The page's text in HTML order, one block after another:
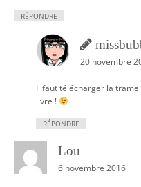
RÉPONDRE
20 novembre
Il faut télécharger la
livre !
RÉPONDRE
Lou
6 novembre 2016